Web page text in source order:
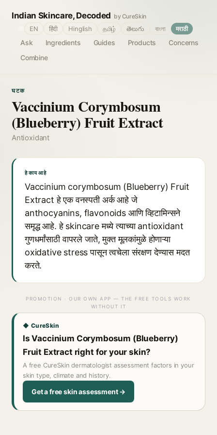
Indian Skincare, Decoded by CureSkin
Ask Ingredients Guides Products
Concerns
Combine
EN हिंदी Hinglish தமிழ் తెలుగు বাংলা मराठी
घटक
Vaccinium Corymbosum
(Blueberry) Fruit Extract
Antioxidant
हे काय आहे
Vaccinium corymbosum (Blueberry) Fruit
Extract हे एक वनस्पती अर्क आहे जे
anthocyanins, flavonoids आणि व्हिटामिन्सने
समृद्ध आहे. हे skincare मध्ये त्याच्या antioxidant
गुणधर्मांसाठी वापरले जाते, मुक्त मूलकांमुळे होणाऱ्या
oxidative stress पासून त्वचेला संरक्षण देण्यास मदत
करते.
PROMOTION · OUR OWN APP — THE FREE TOOLS WORK
WITHOUT IT
◆ CureSkin
Is Vaccinium Corymbosum (Blueberry)
Fruit Extract right for your skin?
A free CureSkin dermatologist assessment factors in your
skin type, climate and history.
Get a free skin assessment →